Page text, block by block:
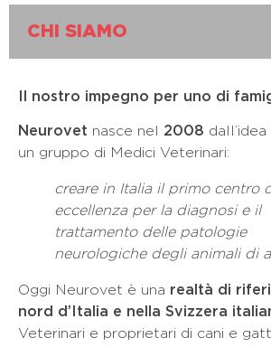
CHI SIAMO
Il nostro impegno per uno di
Neurovet nasce nel 2008
un gruppo di Medici Veterinari:
creare in Italia il primo centro
eccellenza per la diagnosi e il
trattamento delle patologie
neurologiche degli animali di
Oggi Neurovet è una realtà di
nord d’Italia e nella Svizzera
Veterinari e proprietari di cani e